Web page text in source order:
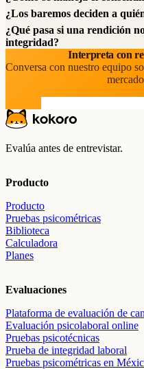
¿Los baremos deciden a
¿Qué pasa si una rendición
integridad?
Interpreta con
Conversa con nuestro equipo
Evalúa antes de entrevistar.
Producto
Producto
Pruebas psicométricas
Biblioteca
Calculadora
Planes
Evaluaciones
Plataforma de evaluación de
Evaluación psicolaboral online
Pruebas psicotécnicas
Prueba de integridad laboral
Pruebas psicométricas en